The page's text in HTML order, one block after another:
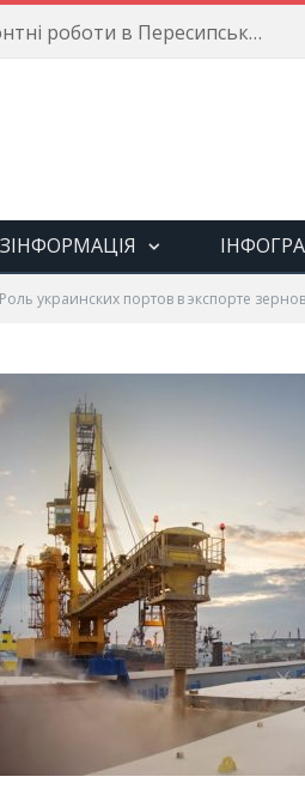
Енергетики завершили ремонтні роботи в Пересипському районі
украинских портов в экспорте